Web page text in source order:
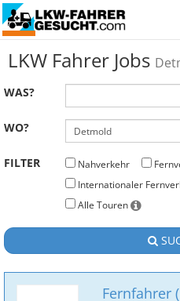
LKW Fahrer Jobs
WAS?
WO?
FILTER Nahverkehr
Internationaler
Alle Touren
Fernfahrer